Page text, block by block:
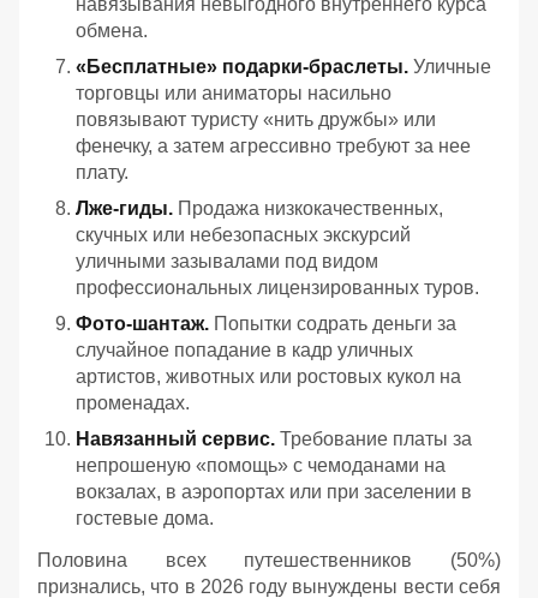
навязывания невыгодного внутреннего курса
обмена.
«Бесплатные» подарки-браслеты. Уличные
торговцы или аниматоры насильно
повязывают туристу «нить дружбы» или
фенечку, а затем агрессивно требуют за нее
плату.
Лже-гиды. Продажа низкокачественных,
скучных или небезопасных экскурсий
уличными зазывалами под видом
профессиональных лицензированных туров.
Фото-шантаж. Попытки содрать деньги за
случайное попадание в кадр уличных
артистов, животных или ростовых кукол на
променадах.
Навязанный сервис. Требование платы за
непрошеную «помощь» с чемоданами на
вокзалах, в аэропортах или при заселении в
гостевые дома.
Половина всех путешественников (50%)
признались, что в 2026 году вынуждены вести себя